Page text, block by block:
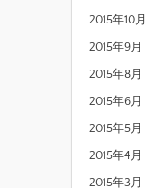
2015年10月
2015年9月
2015年8月
2015年6月
2015年5月
2015年4月
2015年3月